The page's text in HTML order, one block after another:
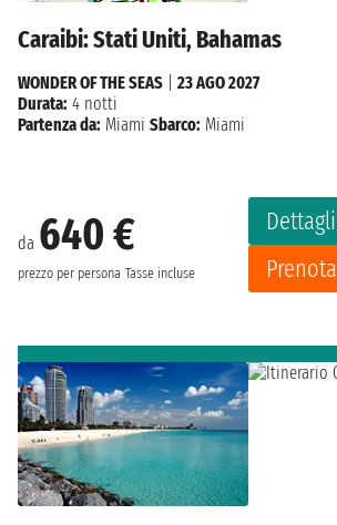
Caraibi: Stati Uniti, Bahamas
da 640 €
prezzo per persona Tasse incluse
Dettagli
Prenota
WONDER OF THE SEAS
23 AGO 2027
Durata: 4 notti
Partenza da: Miami Sbarco: Miami